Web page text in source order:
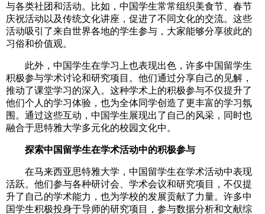
与各类社团和活动。比如，中国学生常常组织美食节、春节
庆祝活动以及传统文化讲座，促进了不同文化的交流。这些
活动吸引了来自世界各地的学生参与，大家能够分享彼此的
习俗和价值观。
此外，中国学生在学习上也表现出色，许多中国留学生
积极参与学术讨论和研究项目。他们通过分享自己的见解，
推动了课堂学习的深入。这种学术上的积极参与不仅提升了
他们个人的学习体验，也为全体同学创造了更丰富的学习氛
围。通过这些互动，中国学生展现出了自己的风采，同时也
融合于思特雅大学多元化的校园文化中。
探索中国留学生在学术活动中的积极参与
在马来西亚思特雅大学，中国留学生在学术活动中表现
活跃。他们参与各种研讨会、学术会议和研究项目，不仅提
升了自己的学术能力，也为学校的发展贡献了力量。许多中
国学生积极投身于导师的研究项目，参与数据分析和文献综